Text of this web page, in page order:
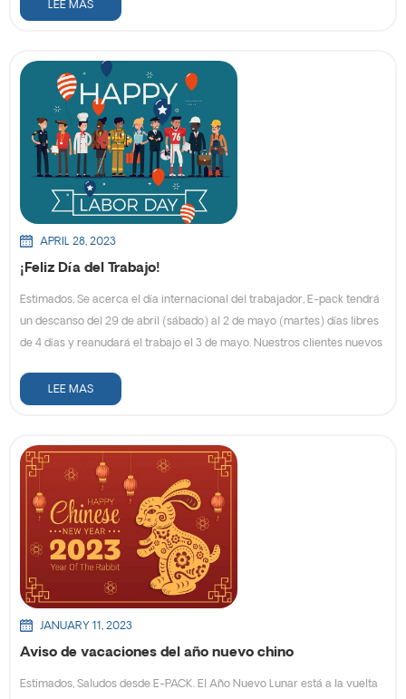
proporcionando una plataforma enfocada para la industria hacia la
en los sectores de alimentos y bebidas, mariscos y pesca, alimentos
halal y tecnología de alimentos y bebidas con una característica
especial en especias y condimentos, así como en proteínas alternativas.
La plataforma comercial ofrece una experiencia única para reunirse,
establecer nuevas redes comerciales con negocios y servicios y
aprender a través de sesiones personalizadas basadas en el
conocimiento sobre temas relacionados con la industria. En la
exposición, mostramos el túnel de contracción por vapor y el
transportador de rodillos. Tenemos más de 20 años de experiencia en la
fabricación de una variedad de Maquinaria de Empaque y sistemas
destacado, es ampliamente utilizado en la industria de alimentos y
bebidas, ¡podría hacer que las botellas sean mucho más atractivas! El
transportador de rodillos es adecuado para el transporte de productos
con un fondo plano. Tiene las características de gran volumen de
transporte, alta velocidad, operación ligera y la capacidad de realizar la
y bebidas, para que nuestros productos continúen mejorando,
obtenemos una gran cosecha en esta exhibición！
LEE MAS
APRIL 28, 2023
¡Feliz Día del Trabajo!
Estimados, Se acerca el día internacional del trabajador, E-pack tendrá
un descanso del 29 de abril (sábado) al 2 de mayo (martes) días libres
de 4 días y reanudará el trabajo el 3 de mayo. Nuestros clientes nuevos
vacaciones se aceptan pedidos, pero no se organizan envíos. Nuestro
través de nuestro correo electrónico: info@easypacktech.com Si tiene
alguna pregunta, no dude en ponerse en contacto con nosotros ,
estaremos encantados de ayudarle.
LEE MAS
JANUARY 11, 2023
Aviso de vacaciones del año nuevo chino
Estimados, Saludos desde E-PACK. El Año Nuevo Lunar está a la vuelta